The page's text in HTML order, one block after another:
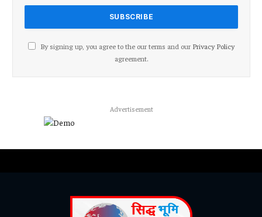
By signing up, you agree to the our terms and our Privacy Policy
agreement.
Advertisement